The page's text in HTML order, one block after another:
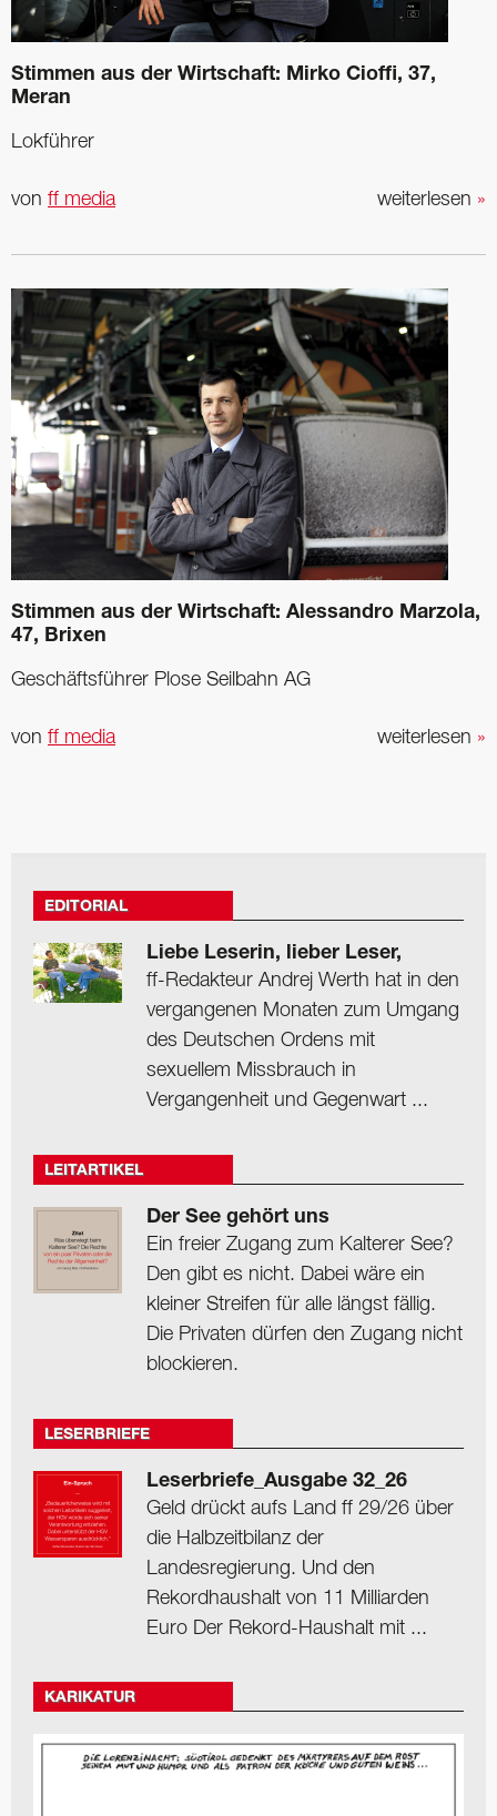
Stimmen aus der Wirtschaft: Mirko Cioffi, 37,
Meran
Lokführer
weiterlesen »
von ff media
Stimmen aus der Wirtschaft: Alessandro Marzola,
47, Brixen
Geschäftsführer Plose Seilbahn AG
weiterlesen »
von ff media
EDITORIAL
Liebe Leserin, lieber Leser,
ff-Redakteur Andrej Werth hat in den
vergangenen Monaten zum Umgang
des Deutschen Ordens mit
sexuellem Missbrauch in
Vergangenheit und Gegenwart ...
LEITARTIKEL
Der See gehört uns
Ein freier Zugang zum Kalterer See?
Den gibt es nicht. Dabei wäre ein
kleiner Streifen für alle längst fällig.
Die Privaten dürfen den Zugang nicht
blockieren.
LESERBRIEFE
Leserbriefe_Ausgabe 32_26
Geld drückt aufs Land ff 29/26 über
die Halbzeitbilanz der
Landesregierung. Und den
Rekordhaushalt von 11 Milliarden
Euro Der Rekord-Haushalt mit ...
KARIKATUR